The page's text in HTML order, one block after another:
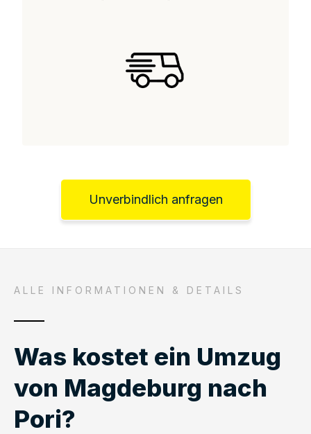
Unverbindlich anfragen
ALLE INFORMATIONEN & DETAILS
Was kostet ein Umzug
von Magdeburg nach
Pori?